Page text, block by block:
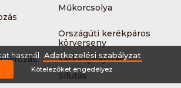
Műkorcsolya
Országúti kerékpáros
körverseny
Sárkányhajózás
Sífutás
használ. Adatkezelési szabályzat
Kötelezőket engedélyez